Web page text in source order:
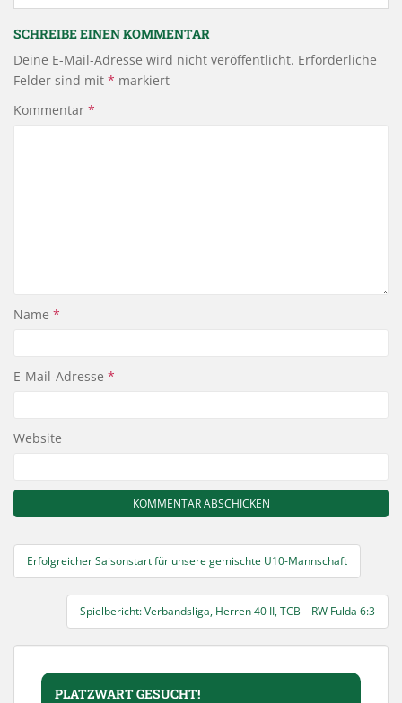
SCHREIBE EINEN KOMMENTAR
Deine E-Mail-Adresse wird nicht veröffentlicht. Erforderliche
Felder sind mit * markiert
Kommentar *
Name *
E-Mail-Adresse *
Website
Beitragsnavigation
Erfolgreicher Saisonstart für unsere gemischte U10-Mannschaft
Spielbericht: Verbandsliga, Herren 40 II, TCB – RW Fulda 6:3
PLATZWART GESUCHT!